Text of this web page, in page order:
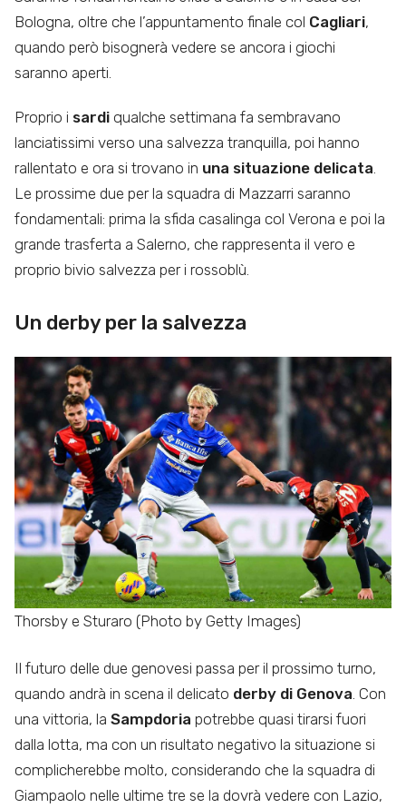
Bologna, oltre che l’appuntamento finale col Cagliari,
quando però bisognerà vedere se ancora i giochi
saranno aperti.
Proprio i sardi qualche settimana fa sembravano
lanciatissimi verso una salvezza tranquilla, poi hanno
rallentato e ora si trovano in una situazione delicata
Le prossime due per la squadra di Mazzarri saranno
fondamentali: prima la sfida casalinga col Verona e poi la
grande trasferta a Salerno, che rappresenta il vero e
proprio bivio salvezza per i rossoblù.
Un derby per la salvezza
Thorsby e Sturaro (Photo by Getty Images)
Il futuro delle due genovesi passa per il prossimo turno,
quando andrà in scena il delicato derby di Genova. Con
una vittoria, la Sampdoria potrebbe quasi tirarsi fuori
dalla lotta, ma con un risultato negativo la situazione si
complicherebbe molto, considerando che la squadra di
Giampaolo nelle ultime tre se la dovrà vedere con Lazio,